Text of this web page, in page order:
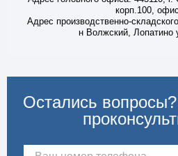
корп.100,
Адрес производственно-
н Волжский,
Остались